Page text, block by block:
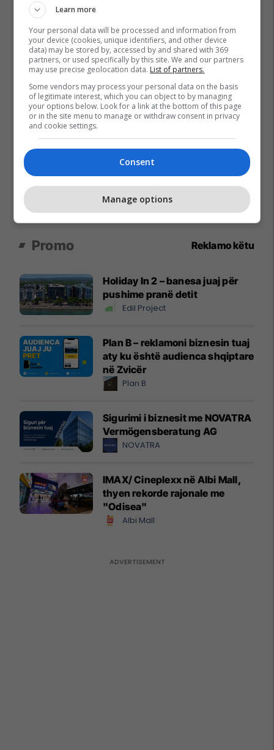
Promo Reklamo këtu
Holiday In 2 – banesa juaj për
pushime pranë detit
Edil Project
Plan B – reklamoni biznesin tuaj
aty ku është audienca shqiptare
në Zvicër
Plan B
Sigurimi i biznesit me NOVATRA
Vermögensberatung AG
NOVATRA
IMAX/ Cineplexx në Albi Mall,
thyen rekorde rajonale me
"Odisea"
Albi Mall
Learn more
Your personal data will be processed and information from
your device (cookies, unique identifiers, and other device
data) may be stored by, accessed by and shared with 369
partners, or used specifically by this site. We and our partners
may use precise geolocation data. List of partners.
Some vendors may process your personal data on the basis
of legitimate interest, which you can object to by managing
your options below. Look for a link at the bottom of this page
or in the site menu to manage or withdraw consent in privacy
and cookie settings.
Consent
Manage options